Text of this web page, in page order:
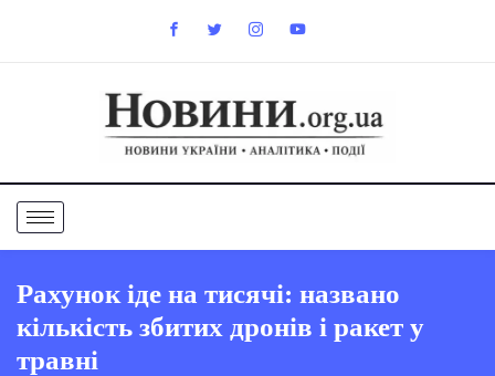
Рахунок іде на тисячі: названо
кількість збитих дронів і ракет у
травні